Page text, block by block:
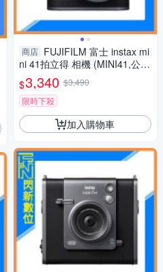
商店 FUJIFILM 富士 instax mi
ni 41拍立得 相機 (MINI41,公司
貨)
$3,340 $3,490
限時下殺
加入購物車